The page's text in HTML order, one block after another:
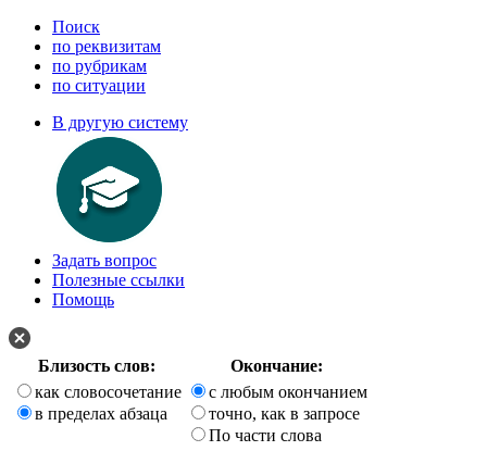
Поиск
по реквизитам
по рубрикам
по ситуации
В другую систему
Задать вопрос
Полезные ссылки
Помощь
Близость слов:
Окончание:
как словосочетание
в пределах абзаца
с любым окончанием
точно, как в запросе
По части слова